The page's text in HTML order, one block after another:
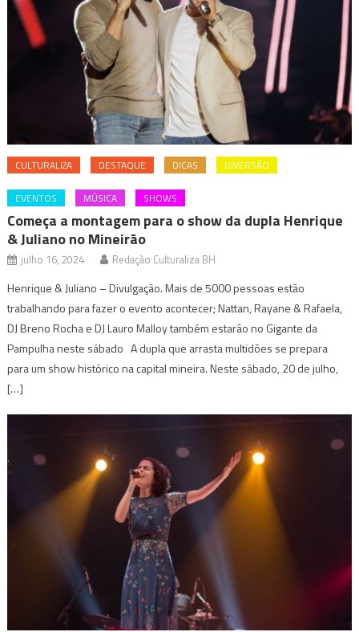
CULTURALIZA DESTAQUE DICAS DIVERSÃO
EVENTOS MÚSICA SHOWS
Começa a montagem para o show da dupla Henrique
& Juliano no Mineirão
julho 16, 2024 Redação Culturaliza BH
Henrique & Juliano – Divulgação. Mais de 5000 pessoas estão
trabalhando para fazer o evento acontecer; Nattan, Rayane & Rafaela,
DJ Breno Rocha e DJ Lauro Malloy também estarão no Gigante da
Pampulha neste sábado A dupla que arrasta multidões se prepara
para um show histórico na capital mineira. Neste sábado, 20 de julho,
[…]